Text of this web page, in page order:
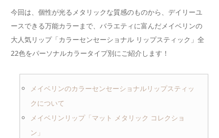
今回は、個性が光るメタリックな質感のものから、デイリーユ
ースできる万能カラーまで、バラエティに富んだメイベリンの
大人気リップ「カラーセンセーショナル リップスティック」全
22色をパーソナルカラータイプ別にご紹介します！
メイベリンのカラーセンセーショナルリップスティッ
クについて
メイベリンリップ「マット メタリック コレクショ
ン」